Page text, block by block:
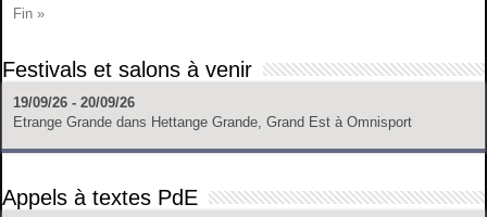
Fin »
Festivals et salons à venir
19/09/26 - 20/09/26
Etrange Grande dans Hettange Grande, Grand Est à Omnisport
Appels à textes PdE